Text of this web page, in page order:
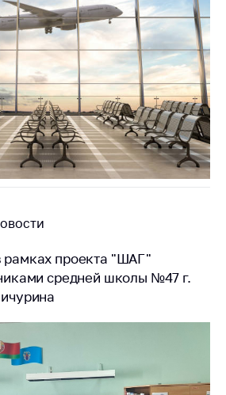
и
проекта "ШАГ"
средней школы №47 г.